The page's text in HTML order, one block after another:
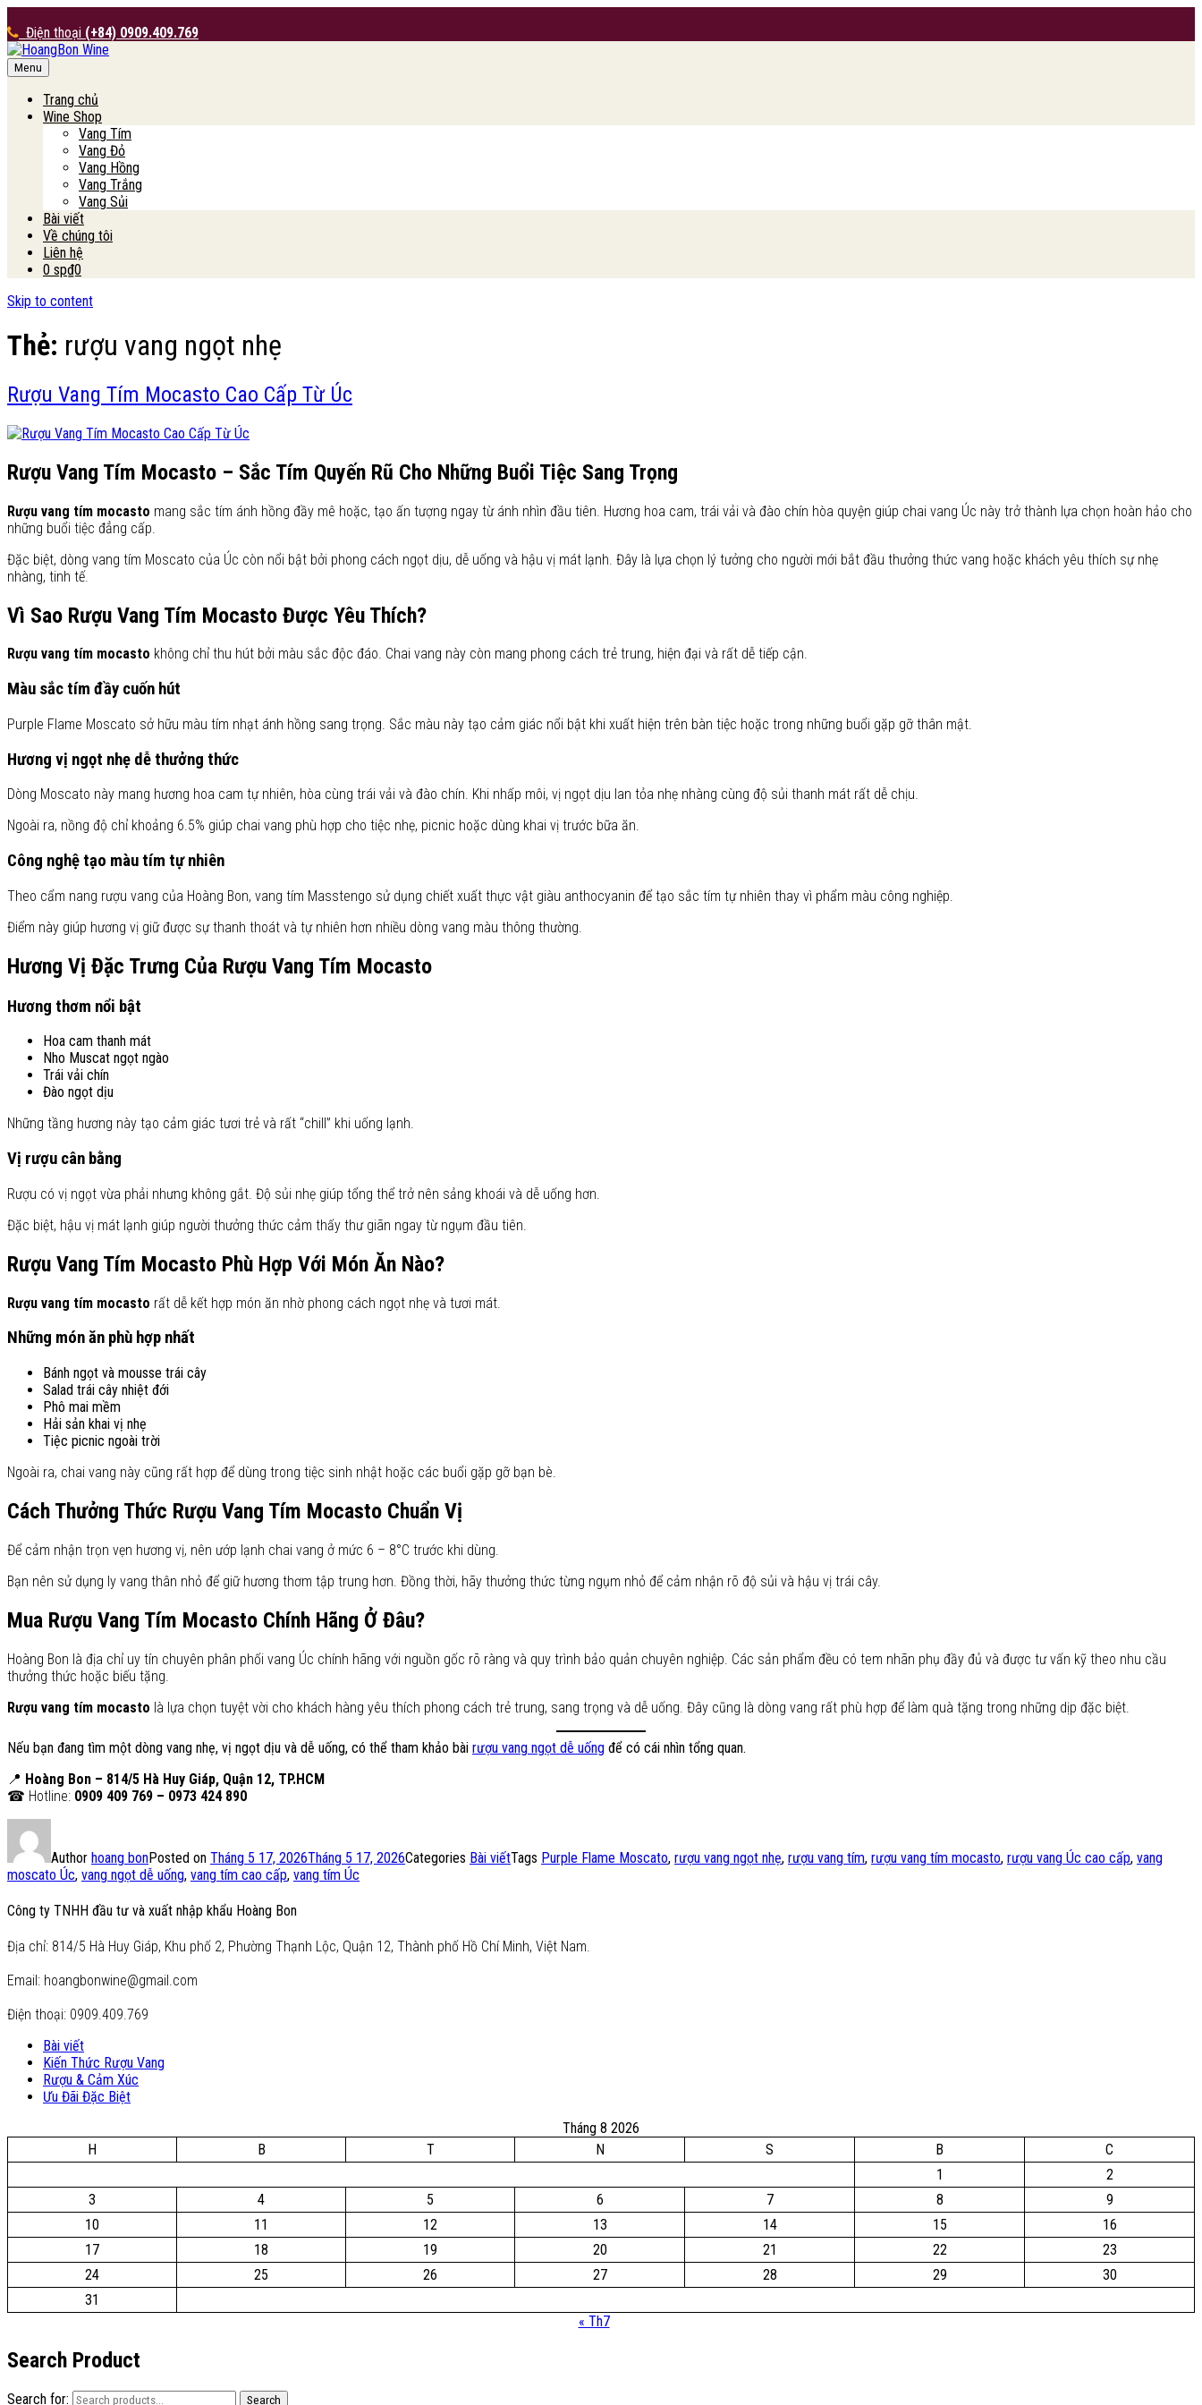
Điện thoại (+84) 0909.409.769
HoangBon Wine
Menu
Trang chủ
Wine Shop
Vang Tím
Vang Đỏ
Vang Hồng
Vang Trắng
Vang Sủi
Bài viết
Về chúng tôi
Liên hệ
0 sp₫0
Skip to content
Thẻ: rượu vang ngọt nhẹ
Rượu Vang Tím Mocasto Cao Cấp Từ Úc
Rượu Vang Tím Mocasto – Sắc Tím Quyến Rũ Cho Những Buổi Tiệc Sang Trọng
Rượu vang tím mocasto mang sắc tím ánh hồng đầy mê hoặc, tạo ấn tượng ngay từ ánh nhìn đầu tiên. Hương hoa cam, trái vải và đào chín hòa quyện giúp chai vang Úc này trở thành lựa chọn hoàn hảo cho
những buổi tiệc đẳng cấp.
Đặc biệt, dòng vang tím Moscato của Úc còn nổi bật bởi phong cách ngọt dịu, dễ uống và hậu vị mát lạnh. Đây là lựa chọn lý tưởng cho người mới bắt đầu thưởng thức vang hoặc khách yêu thích sự nhẹ
nhàng, tinh tế.
Vì Sao Rượu Vang Tím Mocasto Được Yêu Thích?
Rượu vang tím mocasto không chỉ thu hút bởi màu sắc độc đáo. Chai vang này còn mang phong cách trẻ trung, hiện đại và rất dễ tiếp cận.
Màu sắc tím đầy cuốn hút
Purple Flame Moscato sở hữu màu tím nhạt ánh hồng sang trọng. Sắc màu này tạo cảm giác nổi bật khi xuất hiện trên bàn tiệc hoặc trong những buổi gặp gỡ thân mật.
Hương vị ngọt nhẹ dễ thưởng thức
Dòng Moscato này mang hương hoa cam tự nhiên, hòa cùng trái vải và đào chín. Khi nhấp môi, vị ngọt dịu lan tỏa nhẹ nhàng cùng độ sủi thanh mát rất dễ chịu.
Ngoài ra, nồng độ chỉ khoảng 6.5% giúp chai vang phù hợp cho tiệc nhẹ, picnic hoặc dùng khai vị trước bữa ăn.
Công nghệ tạo màu tím tự nhiên
Theo cẩm nang rượu vang của Hoàng Bon, vang tím Masstengo sử dụng chiết xuất thực vật giàu anthocyanin để tạo sắc tím tự nhiên thay vì phẩm màu công nghiệp.
Điểm này giúp hương vị giữ được sự thanh thoát và tự nhiên hơn nhiều dòng vang màu thông thường.
Hương Vị Đặc Trưng Của Rượu Vang Tím Mocasto
Hương thơm nổi bật
Hoa cam thanh mát
Nho Muscat ngọt ngào
Trái vải chín
Đào ngọt dịu
Những tầng hương này tạo cảm giác tươi trẻ và rất “chill” khi uống lạnh.
Vị rượu cân bằng
Rượu có vị ngọt vừa phải nhưng không gắt. Độ sủi nhẹ giúp tổng thể trở nên sảng khoái và dễ uống hơn.
Đặc biệt, hậu vị mát lạnh giúp người thưởng thức cảm thấy thư giãn ngay từ ngụm đầu tiên.
Rượu Vang Tím Mocasto Phù Hợp Với Món Ăn Nào?
Rượu vang tím mocasto rất dễ kết hợp món ăn nhờ phong cách ngọt nhẹ và tươi mát.
Những món ăn phù hợp nhất
Bánh ngọt và mousse trái cây
Salad trái cây nhiệt đới
Phô mai mềm
Hải sản khai vị nhẹ
Tiệc picnic ngoài trời
Ngoài ra, chai vang này cũng rất hợp để dùng trong tiệc sinh nhật hoặc các buổi gặp gỡ bạn bè.
Cách Thưởng Thức Rượu Vang Tím Mocasto Chuẩn Vị
Để cảm nhận trọn vẹn hương vị, nên ướp lạnh chai vang ở mức 6 – 8°C trước khi dùng.
Bạn nên sử dụng ly vang thân nhỏ để giữ hương thơm tập trung hơn. Đồng thời, hãy thưởng thức từng ngụm nhỏ để cảm nhận rõ độ sủi và hậu vị trái cây.
Mua Rượu Vang Tím Mocasto Chính Hãng Ở Đâu?
Hoàng Bon là địa chỉ uy tín chuyên phân phối vang Úc chính hãng với nguồn gốc rõ ràng và quy trình bảo quản chuyên nghiệp. Các sản phẩm đều có tem nhãn phụ đầy đủ và được tư vấn kỹ theo nhu cầu
thưởng thức hoặc biếu tặng.
Rượu vang tím mocasto là lựa chọn tuyệt vời cho khách hàng yêu thích phong cách trẻ trung, sang trọng và dễ uống. Đây cũng là dòng vang rất phù hợp để làm quà tặng trong những dịp đặc biệt.
Nếu bạn đang tìm một dòng vang nhẹ, vị ngọt dịu và dễ uống, có thể tham khảo bài rượu vang ngọt dễ uống để có cái nhìn tổng quan.
📍 Hoàng Bon – 814/5 Hà Huy Giáp, Quận 12, TP.HCM
☎ Hotline: 0909 409 769 – 0973 424 890
Author hoang bonPosted on Tháng 5 17, 2026Tháng 5 17, 2026Categories Bài viếtTags Purple Flame Moscato, rượu vang ngọt nhẹ, rượu vang tím, rượu vang tím mocasto, rượu vang Úc cao cấp, vang
moscato Úc, vang ngọt dễ uống, vang tím cao cấp, vang tím Úc
Công ty TNHH đầu tư và xuất nhập khẩu Hoàng Bon
Địa chỉ: 814/5 Hà Huy Giáp, Khu phố 2, Phường Thạnh Lộc, Quận 12, Thành phố Hồ Chí Minh, Việt Nam.
Email: hoangbonwine@gmail.com
Điện thoại: 0909.409.769
Bài viết
Kiến Thức Rượu Vang
Rượu & Cảm Xúc
Ưu Đãi Đặc Biệt
Tháng 8 2026
H
B T N S B
C
1
2
3
4 5 6 7 8
9
10
11 12 13 14 15
16
17
18 19 20 21 22
23
24
25 26 27 28 29
30
31
« Th7
Search Product
Search for: Search